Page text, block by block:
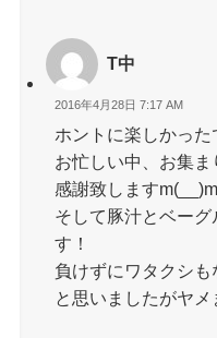
T中
2016年4月28日 7:17 AM
ホントに楽しかっ
お忙しい中、お集
感謝致しますm(__)m
そして豚汁とベー
す！
負けずにワタクシ
と思いましたがヤメ